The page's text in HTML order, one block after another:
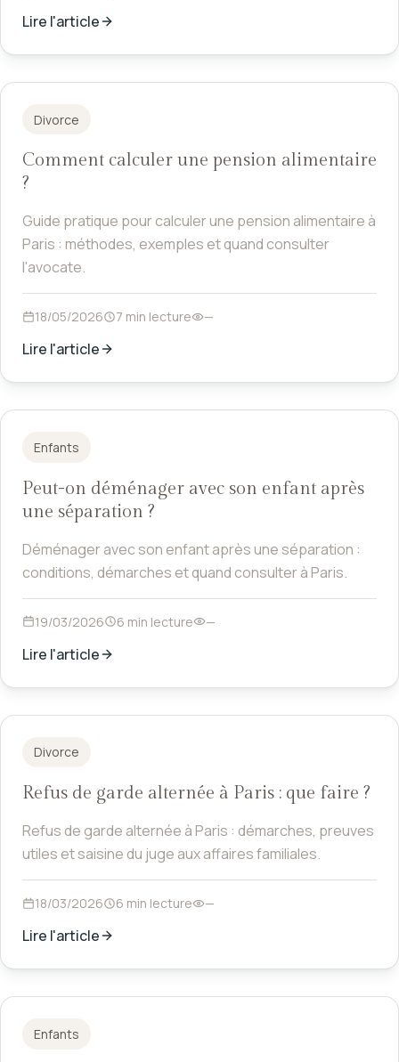
Lire l'article
Divorce
Comment calculer une pension alimentaire
?
Guide pratique pour calculer une pension alimentaire à
Paris : méthodes, exemples et quand consulter
l'avocate.
18/05/2026 7 min lecture —
Lire l'article
Enfants
Peut-on déménager avec son enfant après
une séparation ?
Déménager avec son enfant après une séparation :
conditions, démarches et quand consulter à Paris.
19/03/2026 6 min lecture —
Lire l'article
Divorce
Refus de garde alternée à Paris : que faire ?
Refus de garde alternée à Paris : démarches, preuves
utiles et saisine du juge aux affaires familiales.
18/03/2026 6 min lecture —
Lire l'article
Enfants